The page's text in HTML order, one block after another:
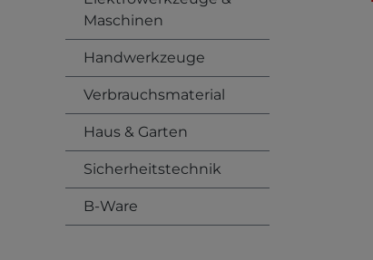
Maschinen
Handwerkzeuge
Verbrauchsmaterial
Haus & Garten
Sicherheitstechnik
B-Ware